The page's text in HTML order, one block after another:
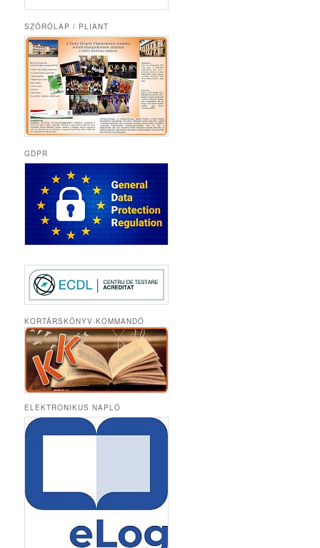
SZÓRÓLAP / PLIANT
GDPR
KORTÁRSKÖNYV-KOMMANDÓ
ELEKTRONIKUS NAPLÓ